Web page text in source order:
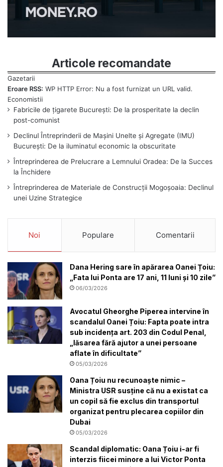
Articole recomandate
Eroare RSS: WP HTTP Error: Nu a fost furnizat un URL valid.
Fabricile de țigarete București: De la prosperitate la declin
post-comunist
Declinul Întreprinderii de Mașini Unelte și Agregate (IMU)
București: De la iluminatul economic la obscuritate
Întreprinderea de Prelucrare a Lemnului Oradea: De la Succes
la Închidere
Întreprinderea de Materiale de Construcții Mogoșoaia: Declinul
unei Uzine Strategice
Noi Populare Comentarii
Dana Hering sare în apărarea Oanei Țoiu:
„Fata lui Ponta are 17 ani, 11 luni și 10 zile”
06/03/2026
Avocatul Gheorghe Piperea intervine în
scandalul Oanei Țoiu: Fapta poate intra
sub incidența art. 203 din Codul Penal,
„lăsarea fără ajutor a unei persoane
aflate în dificultate”
05/03/2026
Oana Țoiu nu recunoaște nimic –
Ministra USR susține că nu a existat ca
un copil să fie exclus din transportul
organizat pentru plecarea copiilor din
Dubai
05/03/2026
Scandal diplomatic: Oana Țoiu i-ar fi
interzis fiicei minore a lui Victor Ponta